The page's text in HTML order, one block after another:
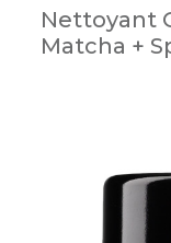
Nettoyant
Matcha +